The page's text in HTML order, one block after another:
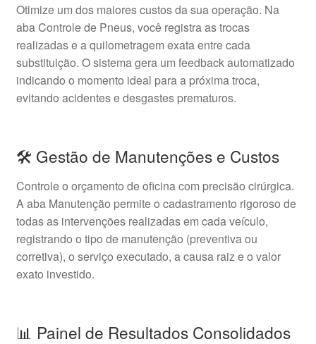
Otimize um dos maiores custos da sua operação. Na
aba Controle de Pneus, você registra as trocas
realizadas e a quilometragem exata entre cada
substituição. O sistema gera um feedback automatizado
indicando o momento ideal para a próxima troca,
evitando acidentes e desgastes prematuros.
🛠️ Gestão de Manutenções e Custos
Controle o orçamento de oficina com precisão cirúrgica.
A aba Manutenção permite o cadastramento rigoroso de
todas as intervenções realizadas em cada veículo,
registrando o tipo de manutenção (preventiva ou
corretiva), o serviço executado, a causa raiz e o valor
exato investido.
📊 Painel de Resultados Consolidados